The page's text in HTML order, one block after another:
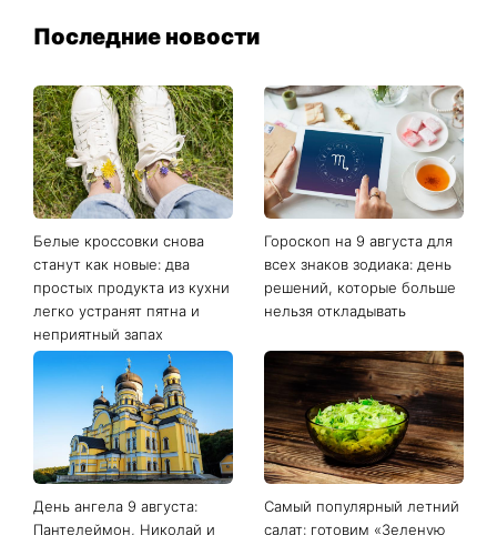
Последние новости
Белые кроссовки снова
станут как новые: два
простых продукта из кухни
легко устранят пятна и
неприятный запах
Гороскоп на 9 августа для
всех знаков зодиака: день
решений, которые больше
нельзя откладывать
День ангела 9 августа:
Пантелеймон, Николай и
Самый популярный летний
салат: готовим «Зеленую